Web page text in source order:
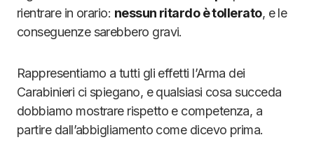
rientrare in orario: nessun ritardo è tollerato, e le
conseguenze sarebbero gravi.
Rappresentiamo a tutti gli effetti l’Arma dei
Carabinieri ci spiegano, e qualsiasi cosa succeda
dobbiamo mostrare rispetto e competenza, a
partire dall’abbigliamento come dicevo prima.